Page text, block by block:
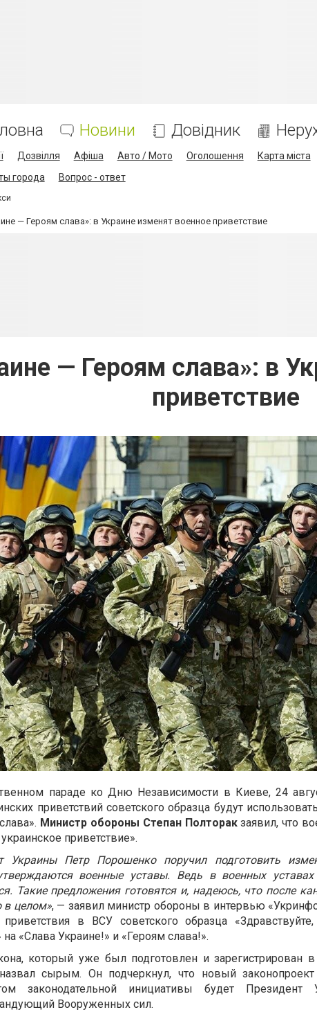
Новини Довідник
Дозвілля Афіша Авто / Мото Оголошення Карта міста
города
Вопрос - ответ
— Героям слава»: в Украине изменят военное приветствие
— Героям слава»: в
приветствие
параде ко Дню Независимости в Киеве, 24
приветствий советского образца будут
Министр обороны Степан Полторакзаявил, что
приветствие».
Украины Петр Порошенко поручил подготовить
военные уставы. Ведь в военных уставах
Такие предложения готовятся и, надеюсь, что после
в целом», — заявил министр обороны в интервью
приветствия в ВСУ советского образца
«Слава Украине!» и «Героям слава!».
который уже был подготовлен и зарегистрирован
сырым. Он подчеркнул, что новый
законодательной инициативы будет
Вооруженных сил.